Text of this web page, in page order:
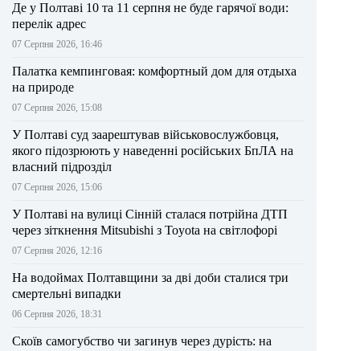
Де у Полтаві 10 та 11 серпня не буде гарячої води:
перелік адрес
07 Серпня 2026, 16:46
Палатка кемпинговая: комфортный дом для отдыха
на природе
07 Серпня 2026, 15:08
У Полтаві суд заарештував військовослужбовця,
якого підозрюють у наведенні російських БпЛА на
власний підрозділ
07 Серпня 2026, 15:06
У Полтаві на вулиці Сінній сталася потрійна ДТП
через зіткнення Mitsubishi з Toyota на світлофорі
07 Серпня 2026, 12:16
На водоймах Полтавщини за дві доби сталися три
смертельні випадки
06 Серпня 2026, 18:31
Скоїв самогубство чи загинув через дурість: на